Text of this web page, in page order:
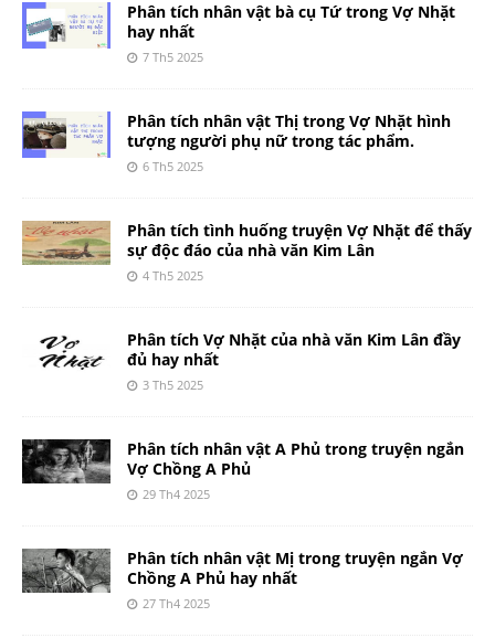
Phân tích nhân vật bà cụ Tứ trong Vợ Nhặt
hay nhất
7 Th5 2025
Phân tích nhân vật Thị trong Vợ Nhặt hình
tượng người phụ nữ trong tác phẩm.
6 Th5 2025
Phân tích tình huống truyện Vợ Nhặt để thấy
sự độc đáo của nhà văn Kim Lân
4 Th5 2025
Phân tích Vợ Nhặt của nhà văn Kim Lân đầy
đủ hay nhất
3 Th5 2025
Phân tích nhân vật A Phủ trong truyện ngắn
Vợ Chồng A Phủ
29 Th4 2025
Phân tích nhân vật Mị trong truyện ngắn Vợ
Chồng A Phủ hay nhất
27 Th4 2025